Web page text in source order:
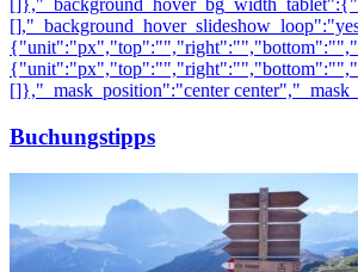
Buchungstipps